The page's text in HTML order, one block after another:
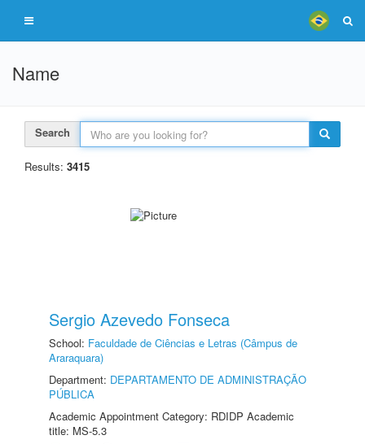
Name
Search
Results: 3415
Sergio Azevedo Fonseca
School: Faculdade de Ciências e Letras (Câmpus de
Araraquara)
Department: DEPARTAMENTO DE ADMINISTRAÇÃO
PÚBLICA
Academic Appointment Category: RDIDP Academic
title: MS-5.3